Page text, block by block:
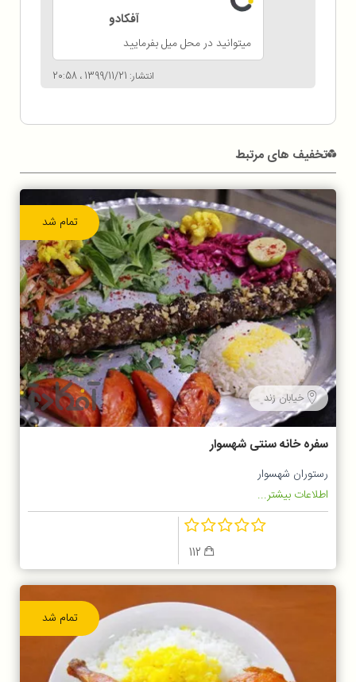
انتشار: 1399/11/21 ، 20:58
آفکادو
میتوانید در محل میل بفرمایید
تخفیف های مرتبط
تمام شد
خیابان زند
سفره خانه سنتی شهسوار
رستوران شهسوار
اطلاعات بیشتر...
تمام شد